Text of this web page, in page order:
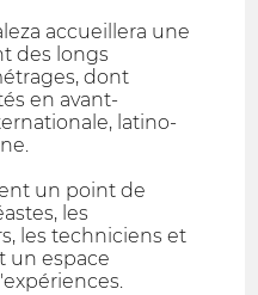
accueillera une
des longs
dont
en avant-
latino-
un point de
les
les techniciens et
un espace